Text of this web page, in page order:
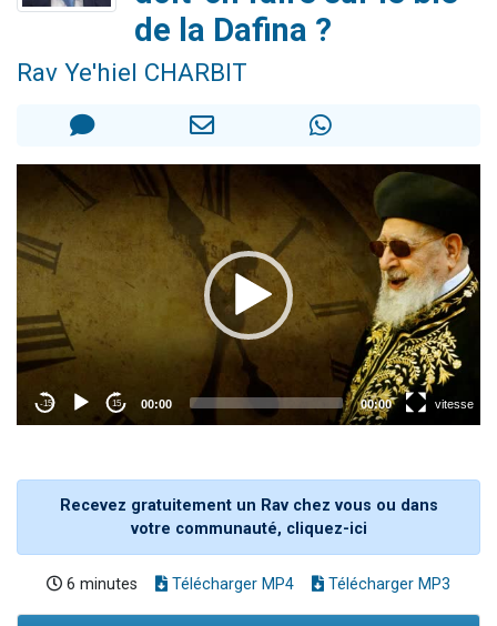
Il reste 49 places pour étudier en groupe sur Zoom
12 nouvelles musiques dans Torah-Box Music
de la Dafina ?
Rav Ye'hiel CHARBIT
Recevez gratuitement un Rav chez vous ou dans
votre communauté, cliquez-ici
6 minutes Télécharger MP4 Télécharger MP3